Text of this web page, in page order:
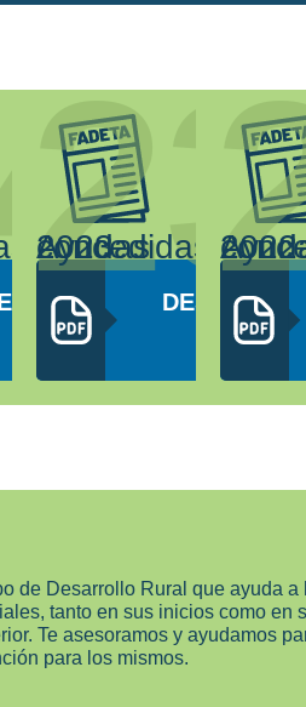
PDF
Ayudas concedidas 2023
DESCARGAR
PDF
23
Ayudas concedidas 2022
de Desarrollo Rural que ayuda a
tanto en sus inicios como en
Te asesoramos y ayudamos
para los mismos.